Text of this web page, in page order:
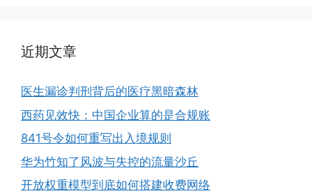
近期文章
医生漏诊判刑背后的医疗黑暗森林
西药见效快：中国企业算的是合规账
841号令如何重写出入境规则
华为竹知了风波与失控的流量沙丘
开放权重模型到底如何搭建收费网络